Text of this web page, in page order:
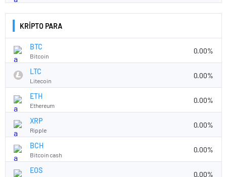
KRİPTO PARA
BTC
Bitcoin
0.00%
LTC
Litecoin
0.00%
ETH
Ethereum
0.00%
XRP
Ripple
0.00%
BCH
Bitcoin cash
0.00%
EOS 0.00%